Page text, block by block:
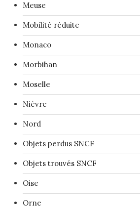
Meuse
Mobilité réduite
Monaco
Morbihan
Moselle
Nièvre
Nord
Objets perdus SNCF
Objets trouvés SNCF
Oise
Orne